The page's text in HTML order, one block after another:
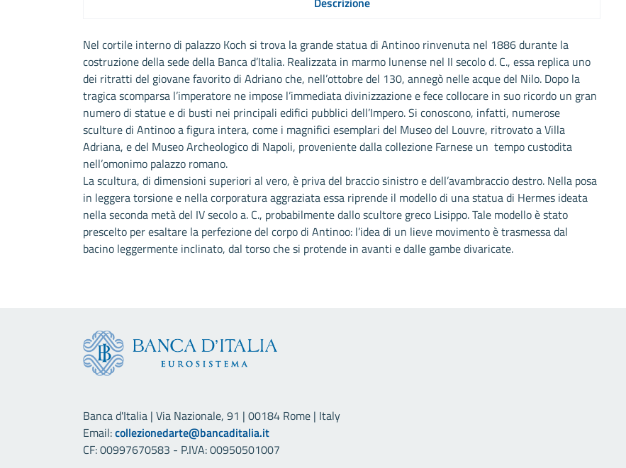
Nel cortile interno di palazzo Koch si trova la grande statua di Antinoo rinvenuta nel 1886 durante la
costruzione della sede della Banca d’Italia. Realizzata in marmo lunense nel II secolo d. C., essa replica uno
dei ritratti del giovane favorito di Adriano che, nell’ottobre del 130, annegò nelle acque del Nilo. Dopo la
tragica scomparsa l’imperatore ne impose l’immediata divinizzazione e fece collocare in suo ricordo un gran
numero di statue e di busti nei principali edifici pubblici dell’Impero. Si conoscono, infatti, numerose
sculture di Antinoo a figura intera, come i magnifici esemplari del Museo del Louvre, ritrovato a Villa
Adriana, e del Museo Archeologico di Napoli, proveniente dalla collezione Farnese un tempo custodita
nell’omonimo palazzo romano.
La scultura, di dimensioni superiori al vero, è priva del braccio sinistro e dell’avambraccio destro. Nella posa
in leggera torsione e nella corporatura aggraziata essa riprende il modello di una statua di Hermes ideata
nella seconda metà del IV secolo a. C., probabilmente dallo scultore greco Lisippo. Tale modello è stato
prescelto per esaltare la perfezione del corpo di Antinoo: l’idea di un lieve movimento è trasmessa dal
bacino leggermente inclinato, dal torso che si protende in avanti e dalle gambe divaricate.
Banca d'Italia | Via Nazionale, 91 | 00184 Rome | Italy
Email:collezionedarte@bancaditalia.it
CF: 00997670583 - P.IVA: 00950501007